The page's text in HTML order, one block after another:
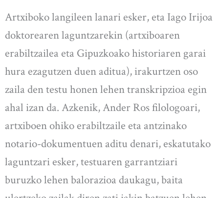
Artxiboko langileen lanari esker, eta Iago Irijoa
doktorearen laguntzarekin (artxiboaren
erabiltzailea eta Gipuzkoako historiaren garai
hura ezagutzen duen aditua), irakurtzen oso
zaila den testu honen lehen transkripzioa egin
ahal izan da. Azkenik, Ander Ros filologoari,
artxiboen ohiko erabiltzaile eta antzinako
notario-dokumentuen aditu denari, eskatutako
laguntzari esker, testuaren garrantziari
buruzko lehen balorazioa daukagu, baita